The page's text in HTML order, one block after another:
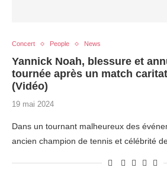
Concert People News
Yannick Noah, blessure et
tournée après un match
(Vidéo)
19 mai 2024
Dans un tournant malheureux des
ancien champion de tennis et célébrité